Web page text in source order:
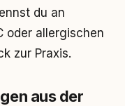
du an
oder allergischen
zur Praxis.
aus der